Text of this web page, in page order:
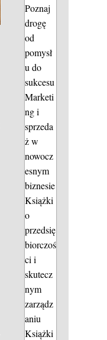
Poznaj
drogę
od
pomysł
u do
sukcesu
Marketi
ng i
sprzeda
ż w
nowocz
esnym
biznesie
Książki
o
przedsię
biorczoś
ci i
skutecz
nym
zarządz
aniu
Książki